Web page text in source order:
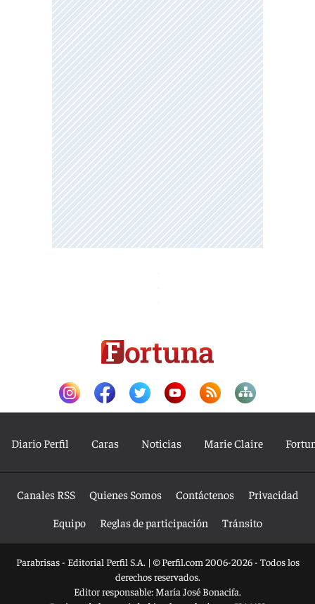
Diario Perfil Caras Noticias Marie Claire
Canales RSS Quienes Somos Contáctenos
Privacidad
Equipo
Reglas de participación Tránsito
Parabrisas - Editorial Perfil S.A. | © Perfil.com 2006-2026 - Todos los
derechos reservados.
Editor responsable: María José Bonacifa.